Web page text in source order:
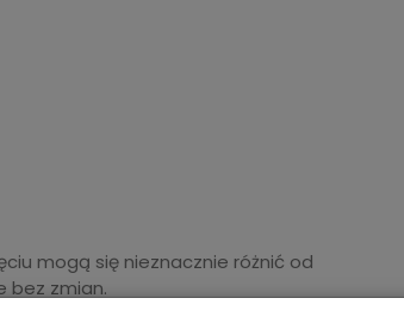
mogą się nieznacznie różnić od
bez zmian.